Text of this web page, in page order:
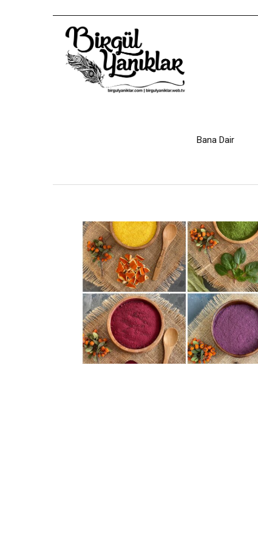
Bana Dair